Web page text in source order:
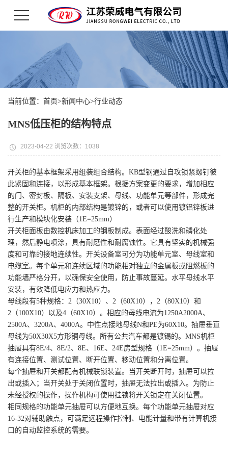
当前位置： 首页>新闻中心>行业动态
MNS低压柜的结构特点
2023-04-22 浏览次数：1038
开关柜的基本框架采用组装组合结构。KB型钢通过自攻锁紧螺钉彼
此紧固和连接，以形成基本框架。根据方案变更的要求，增加相应
的门、密封板、隔板、安装支架、母线、功能单元等部件，形成完
整的开关柜。机柜的内部结构是镀锌的，或者可以使用镀铝锌板进
行生产和模块化安装（1E=25mm）
开关柜面板由数控机床加工的钢板制成。表面经过酸洗和磷化处
理，然后静电喷涂，具有耐磨性和耐腐蚀性。它具有坚实的机械强
度和可靠的接地连续性。开关设备室可分为功能单元室、母线室和
电缆室。每个单元和连续区域的功能相对独立的金属板或阻燃板的
功能墙严格分开，以确保安全使用，防止事故蔓延。水平母线水平
安装，有效降低电应力和热应力。
母线段有5种规格：2（30X10）、2（60X10），2（80X10）和
2（100X10）以及4（60X10）。相应的母线电流为1250A2000A、
2500A、3200A、4000A。中性点接地母线N和PE为60X10。抽屉垂直
母线为50X30X5方形铜母线。所有公共汽车都是镀锡的。MNS机柜
抽屉具有8E/4、8E/2、8E、16E、24E房型规格（1E=25mm）。抽屉
有连接位置、测试位置、断开位置、移动位置和分离位置。
每个抽屉和开关都配有机械联锁装置。当开关断开时，抽屉可以拉
出或插入；当开关处于关闭位置时，抽屉无法拉出或插入。为防止
未经授权的操作，操作机构可使用挂锁将开关锁定在关闭位置。
相同规格的功能单元抽屉可以方便地互换。每个功能单元抽屉对应
16-32对辅助触点，可满足远程操作控制、电能计量和带有计算机接
口的自动监控系统的需要。